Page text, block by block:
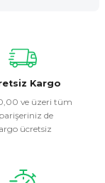
formunu
Kargo
ve üzeri tüm
de
ücretsiz